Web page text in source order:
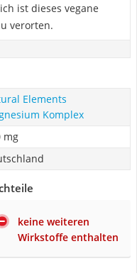
ist dieses vegane
verorten.
Elements
Komplex
mg
keine weiteren
Wirkstoffe enthalten